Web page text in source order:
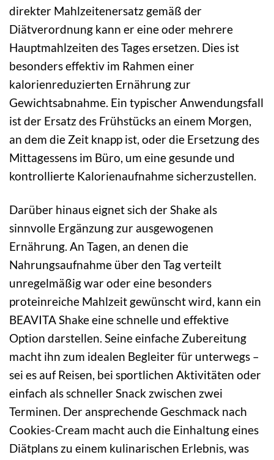
direkter Mahlzeitenersatz gemäß der
Diätverordnung kann er eine oder mehrere
Hauptmahlzeiten des Tages ersetzen. Dies ist
besonders effektiv im Rahmen einer
kalorienreduzierten Ernährung zur
Gewichtsabnahme. Ein typischer Anwendungsfall
ist der Ersatz des Frühstücks an einem Morgen,
an dem die Zeit knapp ist, oder die Ersetzung des
Mittagessens im Büro, um eine gesunde und
kontrollierte Kalorienaufnahme sicherzustellen.
Darüber hinaus eignet sich der Shake als
sinnvolle Ergänzung zur ausgewogenen
Ernährung. An Tagen, an denen die
Nahrungsaufnahme über den Tag verteilt
unregelmäßig war oder eine besonders
proteinreiche Mahlzeit gewünscht wird, kann ein
BEAVITA Shake eine schnelle und effektive
Option darstellen. Seine einfache Zubereitung
macht ihn zum idealen Begleiter für unterwegs –
sei es auf Reisen, bei sportlichen Aktivitäten oder
einfach als schneller Snack zwischen zwei
Terminen. Der ansprechende Geschmack nach
Cookies-Cream macht auch die Einhaltung eines
Diätplans zu einem kulinarischen Erlebnis, was